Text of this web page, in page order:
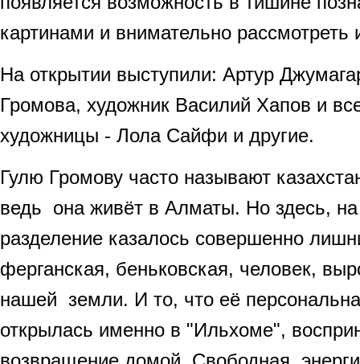
картинами и внимательно рассмотреть
На открытии выступили: Артур
Громова, художник Василий Хапов и
художницы - Лола Сайфи и другие.
Гулю Громову часто называют
ведь она живёт в Алматы. Но здесь, на
разделение казалось совершенно
ферганская, беньковская, человек,
нашей земли. И то, что её
открылась именно в "Ильхоме",